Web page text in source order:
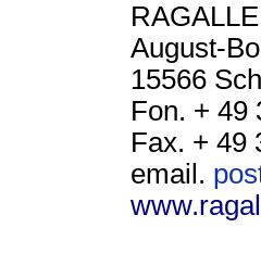
August-
15566
Fon. + 49
Fax. + 49
email.